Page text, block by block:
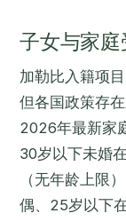
子女与家
加勒比入籍项
但各国政策存
2026年最新家
30岁以下未婚
（无年龄上限
偶、25岁以下